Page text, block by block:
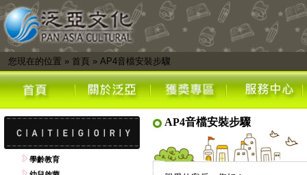
您現在的位置 » 首頁 » AP4音檔安裝步驟
學齡教育
AP4音檔安裝步驟